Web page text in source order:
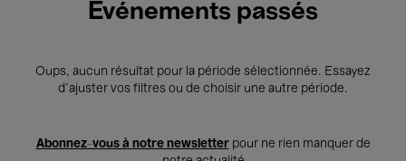
Événements passés
Oups, aucun résultat pour la période sélectionnée. Essayez
d’ajuster vos filtres ou de choisir une autre période.
Abonnez-vous à notre newsletterpour ne rien manquer de